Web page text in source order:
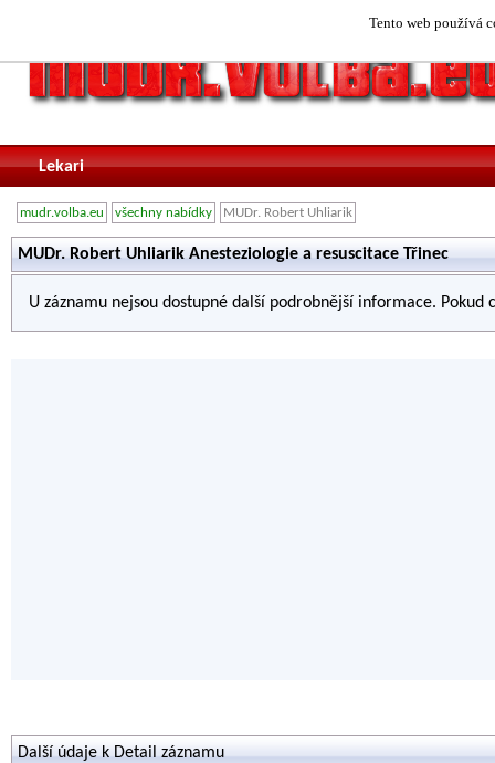
Tento web používá
Lekari
mudr.volba.eu všechny nabídky MUDr. Robert Uhliarik
MUDr. Robert Uhliarik Anesteziologie a resuscitace Třinec
U záznamu nejsou dostupné další podrobnější informace.
Další údaje k Detail záznamu